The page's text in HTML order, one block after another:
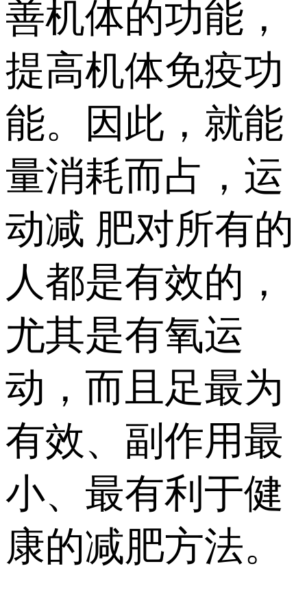
善机体的功能，
提高机体免疫功
能。因此，就能
量消耗而占，运
动减 肥对所有的
人都是有效的，
尤其是有氧运
动，而且足最为
有效、副作用最
小、最有利于健
康的减肥方法。